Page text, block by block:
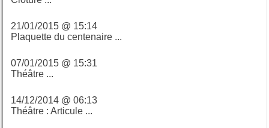
21/01/2015 @ 15:14
Plaquette du centenaire ...
07/01/2015 @ 15:31
Théâtre ...
14/12/2014 @ 06:13
Théâtre : Articule ...